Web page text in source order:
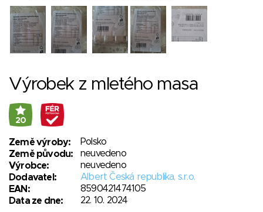
Výrobek z mletého masa
20
Země výroby:
Polsko
Země původu:
neuvedeno
Výrobce:
neuvedeno
Dodavatel:
Albert Česká republika, s.r.o.
EAN:
8590421474105
Data ze dne:
22. 10. 2024